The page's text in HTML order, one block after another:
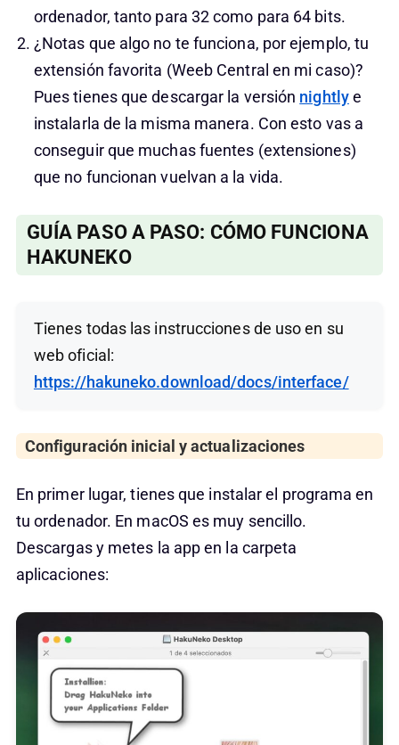
ordenador, tanto para 32 como para 64 bits.
¿Notas que algo no te funciona, por ejemplo, tu
extensión favorita (Weeb Central en mi caso)?
Pues tienes que descargar la versión nightlye
instalarla de la misma manera. Con esto vas a
conseguir que muchas fuentes (extensiones)
que no funcionan vuelvan a la vida.
GUÍA PASO A PASO: CÓMO FUNCIONA
HAKUNEKO
Tienes todas las instrucciones de uso en su
web oficial:
https://hakuneko.download/docs/interface/
Configuración inicial y actualizaciones
En primer lugar, tienes que instalar el programa en
tu ordenador. En macOS es muy sencillo.
Descargas y metes la app en la carpeta
aplicaciones: